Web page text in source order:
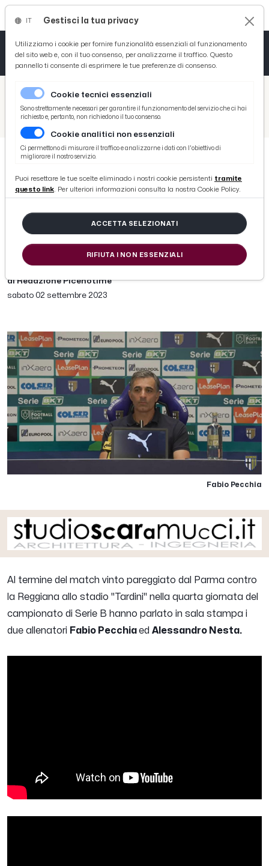
/ Picenotime
/ Serie B
Parma-Reggiana 0-0, voci Pecchia (“Grande prestazione, sono soddisfatto”) e Nesta (“I miei ragazzi hanno coraggio”)
Parma-Reggiana 0-0, voci Pecchia
(“Grande prestazione, sono
soddisfatto”) e Nesta (“I miei
ragazzi hanno coraggio”)
di Redazione Picenotime
sabato 02 settembre 2023
Fabio Pecchia
Al termine del match vinto pareggiato dal Parma contro
la Reggiana allo stadio "Tardini" nella quarta giornata del
campionato di Serie B hanno parlato in sala stampa i
due allenatori Fabio Pecchiaed Alessandro Nesta.
Gestisci la tua privacy
Utilizziamo i cookie per fornire funzionalità essenziali al funzionamento
del sito web e, con il tuo consenso, per analizzarne il traffico. Questo
pannello ti consente di esprimere le tue preferenze di consenso.
Cookie tecnici essenziali
Sono strettamente necessari per garantire il funzionamento del servizio che ci hai
richiesto e, pertanto, non richiedono il tuo consenso.
Cookie analitici non essenziali
Ci permettono di misurare il traffico e analizzarne i dati con l'obiettivo di
migliorare il nostro servizio.
Puoi resettare le tue scelte eliminado i nostri cookie persistenti tramite
questo link. Per ulteriori informazioni consulta la nostra Cookie Policy.
ACCETTA SELEZIONATI
RIFIUTA I NON ESSENZIALI
Tutto News
Tutto Sport
Basket
Ciclismo
Tutto Curiosità